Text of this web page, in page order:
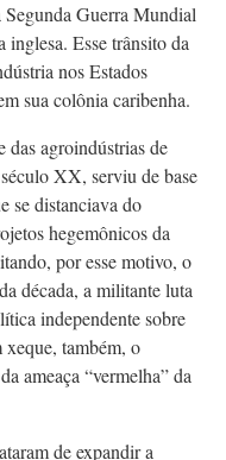
Segunda Guerra Mundial
inglesa. Esse trânsito da
nos Estados
sua colônia caribenha.
das agroindústrias de
XX, serviu de base
se distanciava do
hegemônicos da
por esse motivo, o
década, a militante luta
independente sobre
xeque, também, o
ameaça “vermelha” da
de expandir a